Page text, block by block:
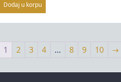
Dodaj u korpu
1 2 3 4 … 8 9 10 →